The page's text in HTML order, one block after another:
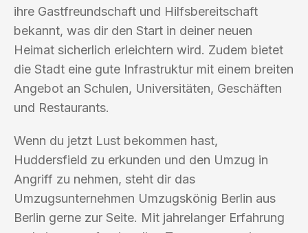
ihre Gastfreundschaft und Hilfsbereitschaft
bekannt, was dir den Start in deiner neuen
Heimat sicherlich erleichtern wird. Zudem bietet
die Stadt eine gute Infrastruktur mit einem breiten
Angebot an Schulen, Universitäten, Geschäften
und Restaurants.
Wenn du jetzt Lust bekommen hast,
Huddersfield zu erkunden und den Umzug in
Angriff zu nehmen, steht dir das
Umzugsunternehmen Umzugskönig Berlin aus
Berlin gerne zur Seite. Mit jahrelanger Erfahrung